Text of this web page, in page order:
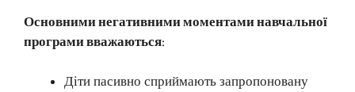
Основними негативними моментами навчальної
програми вважаються:
Діти пасивно сприймають запропоновану